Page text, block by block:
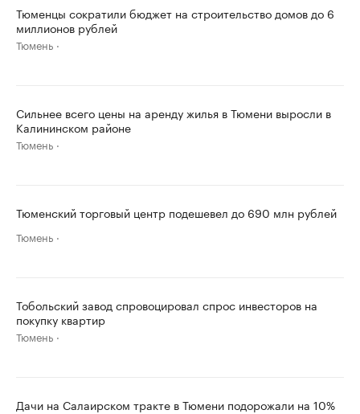
Тюменцы сократили бюджет на строительство домов до 6
миллионов рублей
Тюмень
Сильнее всего цены на аренду жилья в Тюмени выросли в
Калининском районе
Тюмень
Тюменский торговый центр подешевел до 690 млн рублей
Тюмень
Тобольский завод спровоцировал спрос инвесторов на
покупку квартир
Тюмень
Дачи на Салаирском тракте в Тюмени подорожали на 10%